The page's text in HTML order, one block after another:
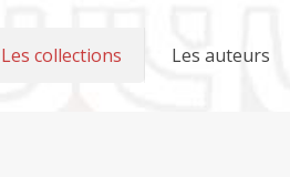
Les collections Les auteurs